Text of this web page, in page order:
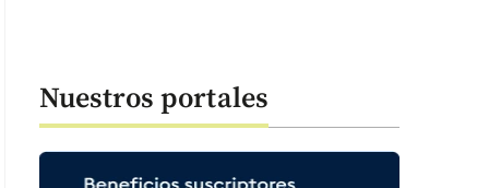
ISTOCK
Nuestros portales